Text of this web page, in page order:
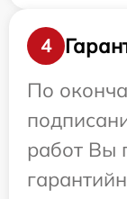
4
По
работ Вы